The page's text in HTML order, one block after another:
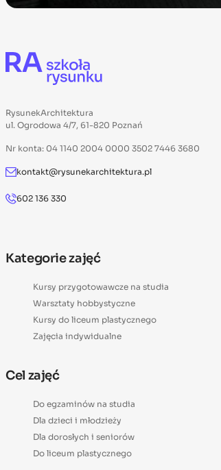
RysunekArchitektura
ul. Ogrodowa 4/7, 61-820 Poznań
Nr konta: 04 1140 2004 0000 3502 7446 3680
kontakt@rysunekarchitektura.pl
602 136 330
Kategorie zajęć
Kursy przygotowawcze na studia
Warsztaty hobbystyczne
Kursy do liceum plastycznego
Zajęcia indywidualne
Cel zajęć
Do egzaminów na studia
Dla dzieci i młodzieży
Dla dorosłych i seniorów
Do liceum plastycznego